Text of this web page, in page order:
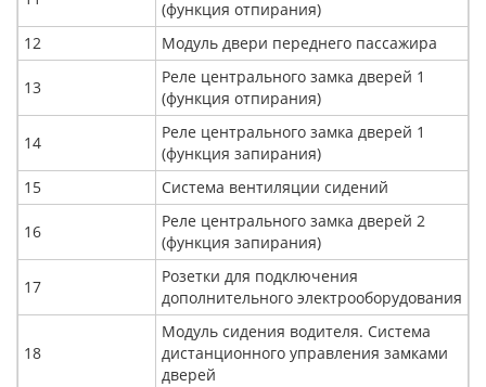
(функция отпирания)
12
Модуль двери переднего пассажира
13
Реле центрального замка дверей 1
(функция отпирания)
14
Реле центрального замка дверей 1
(функция запирания)
15
Система вентиляции сидений
16
Реле центрального замка дверей 2
(функция запирания)
17
Розетки для подключения
дополнительного электрооборудования
18
Модуль сидения водителя. Система
дистанционного управления замками
дверей